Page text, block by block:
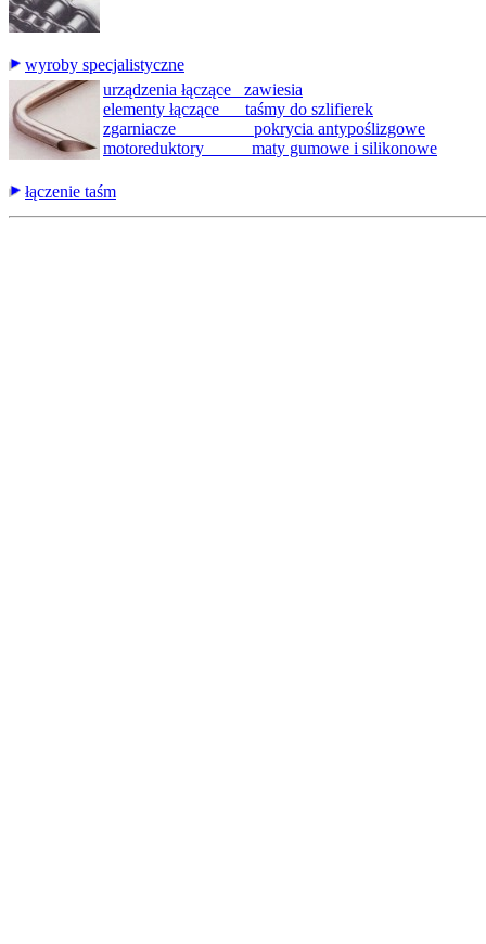
wyroby specjalistyczne
urządzenia łączące zawiesia
elementy łączące taśmy do szlifierek
zgarniacze pokrycia antypoślizgowe
motoreduktory maty gumowe i silikonowe
łączenie taśm